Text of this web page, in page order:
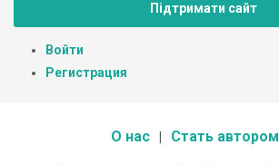
Підтримати сайт
Войти
Регистрация
О нас Стать автором